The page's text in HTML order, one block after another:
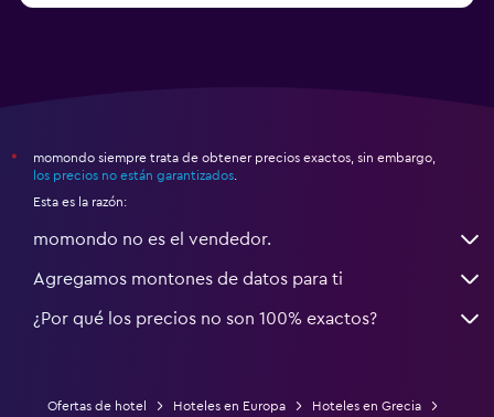
*
momondo siempre trata de obtener precios exactos, sin embargo,
los precios no están garantizados
Esta es la razón:
momondo no es el vendedor.
Agregamos montones de datos para ti
¿Por qué los precios no son 100% exactos?
Ofertas de hotel Hoteles en Europa
Hoteles en Grecia